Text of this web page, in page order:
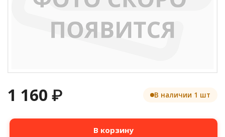
1 160 ₽ В наличии 1 шт
Количество
В корзину